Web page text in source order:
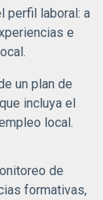
perfil laboral: a
e
un plan de
incluya el
local.
de
formativas,